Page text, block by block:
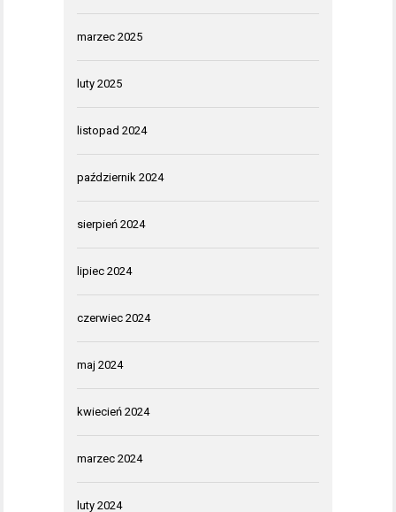
marzec 2025
luty 2025
listopad 2024
październik 2024
sierpień 2024
lipiec 2024
czerwiec 2024
maj 2024
kwiecień 2024
marzec 2024
luty 2024